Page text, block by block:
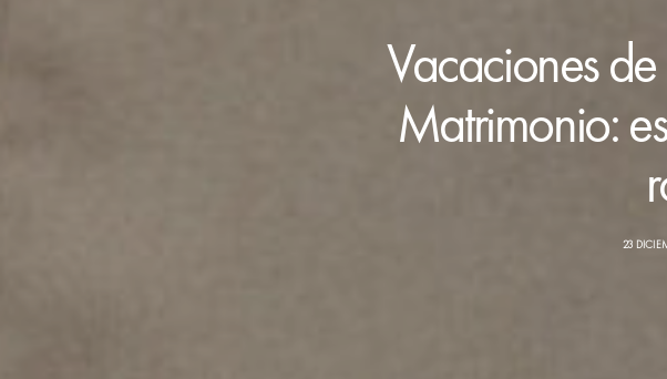
Vacaciones
Matrimonio:
23